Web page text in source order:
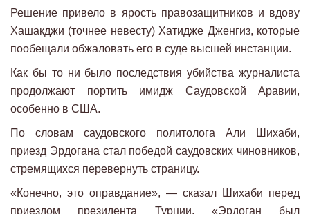
Решение привело в ярость правозащитников и вдову
Хашакджи (точнее невесту) Хатидже Дженгиз, которые
пообещали обжаловать его в суде высшей инстанции.
Как бы то ни было последствия убийства журналиста
продолжают портить имидж Саудовской Аравии,
особенно в США.
По словам саудовского политолога Али Шихаби,
приезд Эрдогана стал победой саудовских чиновников,
стремящихся перевернуть страницу.
«Конечно, это оправдание», — сказал Шихаби перед
приездом президента Турции. «Эрдоган был